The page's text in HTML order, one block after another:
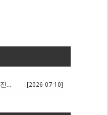
🌍 경기 AI 스타트업 해외 진출 판... [2026-07-10]